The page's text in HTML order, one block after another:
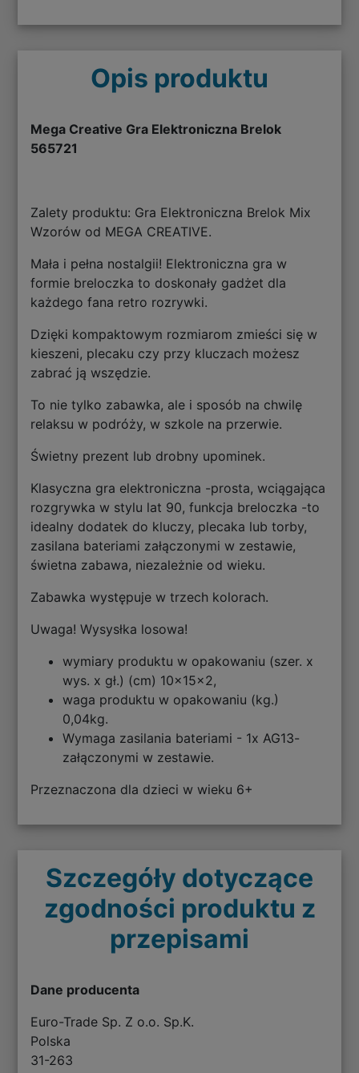
Opis produktu
Mega Creative Gra Elektroniczna Brelok
565721
Zalety produktu: Gra Elektroniczna Brelok Mix
Wzorów od MEGA CREATIVE.
Mała i pełna nostalgii! Elektroniczna gra w
formie breloczka to doskonały gadżet dla
każdego fana retro rozrywki.
Dzięki kompaktowym rozmiarom zmieści się w
kieszeni, plecaku czy przy kluczach możesz
zabrać ją wszędzie.
To nie tylko zabawka, ale i sposób na chwilę
relaksu w podróży, w szkole na przerwie.
Świetny prezent lub drobny upominek.
Klasyczna gra elektroniczna -prosta, wciągająca
rozgrywka w stylu lat 90, funkcja breloczka -to
idealny dodatek do kluczy, plecaka lub torby,
zasilana bateriami załączonymi w zestawie,
świetna zabawa, niezależnie od wieku.
Zabawka występuje w trzech kolorach.
Uwaga! Wysysłka losowa!
wymiary produktu w opakowaniu (szer. x
wys. x gł.) (cm) 10x15x2,
waga produktu w opakowaniu (kg.)
0,04kg.
Wymaga zasilania bateriami - 1x AG13-
załączonymi w zestawie.
Przeznaczona dla dzieci w wieku 6+
Szczegóły dotyczące
zgodności produktu z
przepisami
Dane producenta
Euro-Trade Sp. Z o.o. Sp.K.
Polska
31-263